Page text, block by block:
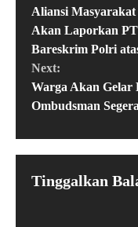
Aliansi Masyarakat
Akan Laporkan
Bareskrim Polri
Next:
Warga Akan Gelar
Ombudsman
Tinggalkan